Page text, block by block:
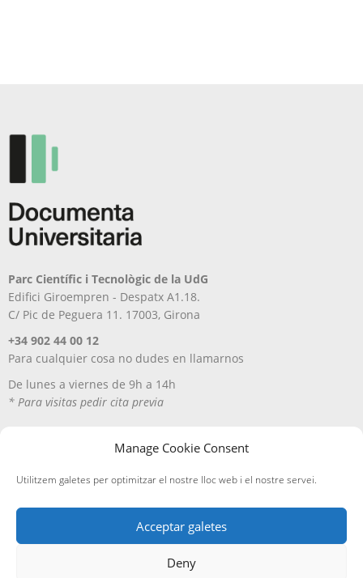
Manage Cookie Consent
Utilitzem galetes per optimitzar el nostre lloc web i el nostre servei.
Acceptar galetes
Deny
Parc Científic i Tecnològic de la UdG
Edifici Giroempren - Despatx A1.18.
C/ Pic de Peguera 11. 17003, Girona
+34 902 44 00 12
Para cualquier cosa no dudes en llamarnos
De lunes a viernes de 9h a 14h
* Para visitas pedir cita previa
Política de privacitat